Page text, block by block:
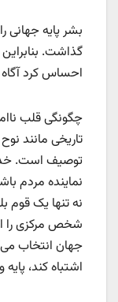
بشر پایه جهانی
گذاشت.
احساس کرد
چگونگی قلب
تاریخی مانند
توصیف است. خدا
نماینده مردم
نه تنها یک قوم
شخص مرکزی را از
جهان انتخاب
اشتباه کند،